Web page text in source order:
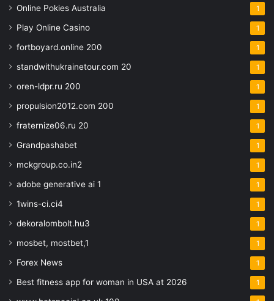
Online Pokies Australia 1
Play Online Casino 1
fortboyard.online 200 1
standwithukrainetour.com 20 1
oren-ldpr.ru 200 1
propulsion2012.com 200 1
fraternize06.ru 20 1
Grandpashabet 1
mckgroup.co.in2 1
adobe generative ai 1 1
1wins-ci.ci4 1
dekoralombolt.hu3 1
mosbet, mostbet,1 1
Forex News 1
Best fitness app for woman in USA at 2026 1